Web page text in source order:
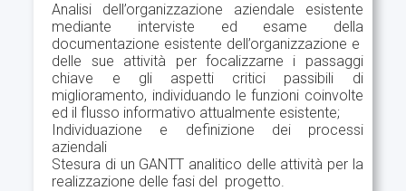
Analisi dell’organizzazione aziendale esistente
mediante interviste ed esame della
documentazione esistente dell’organizzazione e
delle sue attività per focalizzarne i passaggi
chiave e gli aspetti critici passibili di
miglioramento, individuando le funzioni coinvolte
ed il flusso informativo attualmente esistente;
Individuazione e definizione dei processi
aziendali
Stesura di un GANTT analitico delle attività per la
realizzazione delle fasi del progetto.